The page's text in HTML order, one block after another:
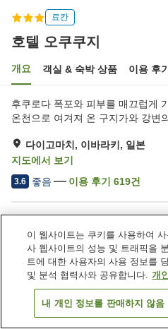
료칸
호텔 오쿠쿠지
개요 객실 & 숙박 상품 이용 후기
후쿠로다 폭포와 피부를 매끄럽게
온천으로 여겨져 온 구지가와 강변
다이고마치, 이바라키, 일본
지도에서 보기
3.6 좋음 이용 후기 619건
주차장
상점
객실
이 웹사이트는 쿠키를 사용하여
사 웹사이트의 성능 및 트래픽을
트에 대한 사용자의 사용 정보를
및 분석 협력사와 공유합니다. 개
내 개인 정보를 판매하지 않음